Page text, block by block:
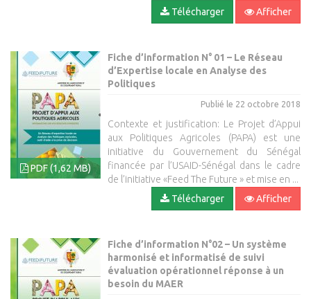
Télécharger
Afficher
PDF (1,62 MB)
Fiche d’information N° 01 – Le Réseau
d’Expertise locale en Analyse des
Politiques
Publié le 22 octobre 2018
Contexte et justification: Le Projet d’Appui
aux Politiques Agricoles (PAPA) est une
initiative du Gouvernement du Sénégal
financée par l’USAID-Sénégal dans le cadre
de l’initiative «Feed The Future » et mise en ...
Télécharger
Afficher
Fiche d’information N°02 – Un système
harmonisé et informatisé de suivi
évaluation opérationnel réponse à un
besoin du MAER